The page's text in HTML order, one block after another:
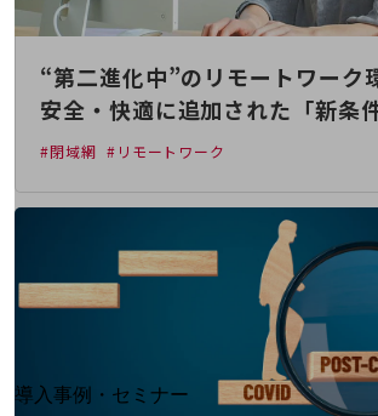
home5Gプラン
端末の一元管理
セキュリティ
運用保守・故障紛失サポート
回線・ネットワーク
導入事例・セミナー
“第二進化中”のリモートワーク
安全・快適に追加された「新条
#閉域網 #リモートワーク